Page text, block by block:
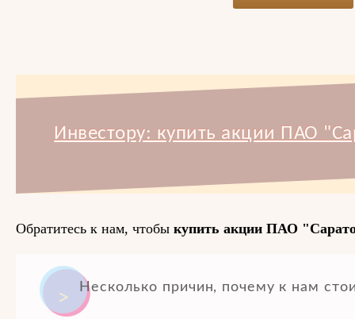
Инвестору: купить акции ПАО
Обратитесь к нам, чтобы купить акции ПАО
Несколько причин, почему к нам